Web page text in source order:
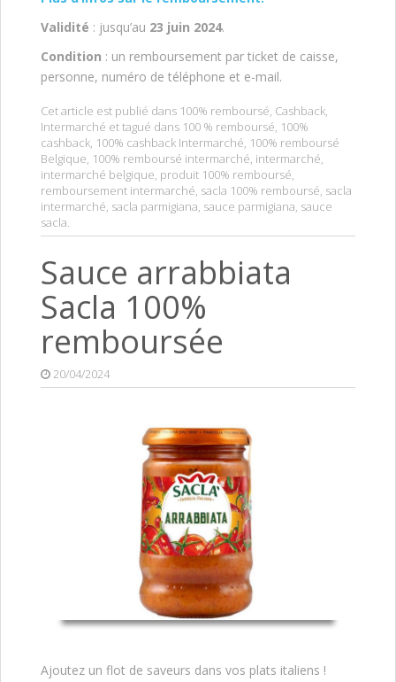
Validité : jusqu’au 23 juin 2024.
Condition : un remboursement par ticket de caisse,
personne, numéro de téléphone et e-mail.
Cet article est publié dans 100% remboursé, Cashback,
Intermarché et tagué dans 100 % remboursé, 100%
cashback, 100% cashback Intermarché, 100% remboursé
Belgique, 100% remboursé intermarché, intermarché,
intermarché belgique, produit 100% remboursé,
remboursement intermarché, sacla 100% remboursé, sacla
intermarché, sacla parmigiana, sauce parmigiana, sauce
sacla.
Sauce arrabbiata
Sacla 100%
remboursée
20/04/2024
Ajoutez un flot de saveurs dans vos plats italiens !